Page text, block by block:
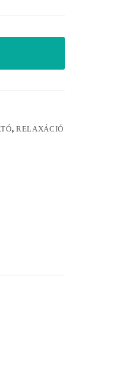
,RELAXÁCIÓ